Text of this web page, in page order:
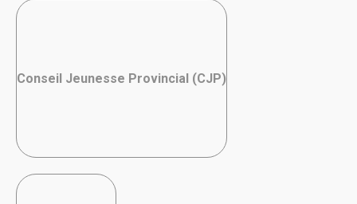
Conseil Jeunesse Provincial (CJP)